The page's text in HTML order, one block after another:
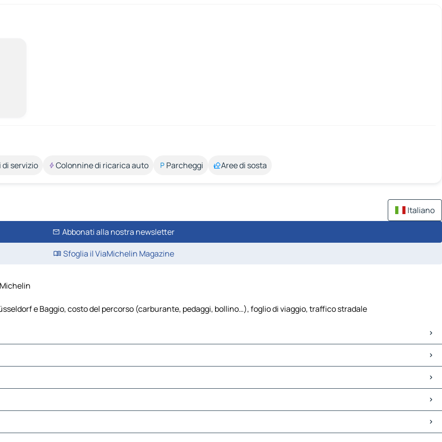
servizio Colonnine di ricarica auto Parcheggi Aree di sosta
Italiano
Abbonati alla nostra newsletter
Sfoglia il ViaMichelin Magazine
e Baggio, costo del percorso (carburante, pedaggi, bollino…), foglio di viaggio, traffico stradale